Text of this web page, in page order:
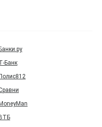
Банки.ру
Полис812
MoneyMan
ВТБ